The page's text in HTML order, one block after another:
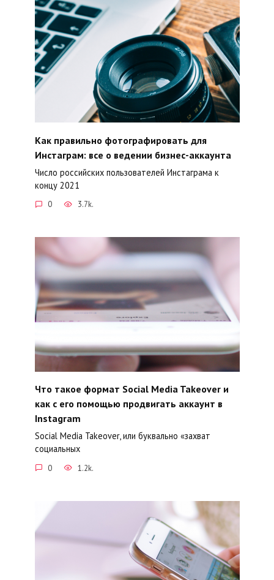
Как правильно фотографировать для
Инстаграм: все о ведении бизнес-аккаунта
Число российских пользователей Инстаграма к
концу 2021
0 3.7k.
Что такое формат Social Media Takeover и
как с его помощью продвигать аккаунт в
Instagram
Social Media Takeover, или буквально «захват
социальных
0 1.2k.